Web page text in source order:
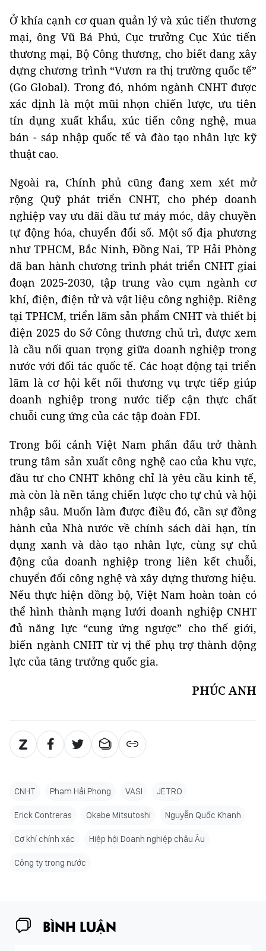
Ở khía cạnh cơ quan quản lý và xúc tiến thương
mại, ông Vũ Bá Phú, Cục trưởng Cục Xúc tiến
thương mại, Bộ Công thương, cho biết đang xây
dựng chương trình “Vươn ra thị trường quốc tế”
(Go Global). Trong đó, nhóm ngành CNHT được
xác định là một mũi nhọn chiến lược, ưu tiên
tín dụng xuất khẩu, xúc tiến công nghệ, mua
bán - sáp nhập quốc tế và đào tạo nhân lực kỹ
thuật cao.
Ngoài ra, Chính phủ cũng đang xem xét mở
rộng Quỹ phát triển CNHT, cho phép doanh
nghiệp vay ưu đãi đầu tư máy móc, dây chuyền
tự động hóa, chuyển đổi số. Một số địa phương
như TPHCM, Bắc Ninh, Đồng Nai, TP Hải Phòng
đã ban hành chương trình phát triển CNHT giai
đoạn 2025-2030, tập trung vào cụm ngành cơ
khí, điện, điện tử và vật liệu công nghiệp. Riêng
tại TPHCM, triển lãm sản phẩm CNHT và thiết bị
điện 2025 do Sở Công thương chủ trì, được xem
là cầu nối quan trọng giữa doanh nghiệp trong
nước với đối tác quốc tế. Các hoạt động tại triển
lãm là cơ hội kết nối thương vụ trực tiếp giúp
doanh nghiệp trong nước tiếp cận thực chất
chuỗi cung ứng của các tập đoàn FDI.
Trong bối cảnh Việt Nam phấn đấu trở thành
trung tâm sản xuất công nghệ cao của khu vực,
đầu tư cho CNHT không chỉ là yêu cầu kinh tế,
mà còn là nền tảng chiến lược cho tự chủ và hội
nhập sâu. Muốn làm được điều đó, cần sự đồng
hành của Nhà nước về chính sách dài hạn, tín
dụng xanh và đào tạo nhân lực, cùng sự chủ
động của doanh nghiệp trong liên kết chuỗi,
chuyển đổi công nghệ và xây dựng thương hiệu.
Nếu thực hiện đồng bộ, Việt Nam hoàn toàn có
thể hình thành mạng lưới doanh nghiệp CNHT
đủ năng lực “cung ứng ngược” cho thế giới,
biến ngành CNHT từ vị thế phụ trợ thành động
lực của tăng trưởng quốc gia.
PHÚC ANH
CNHT Phạm Hải Phong VASI JETRO
Erick Contreras Okabe Mitsutoshi Nguyễn Quốc Khanh
Cơ khí chính xác Hiệp hội Doanh nghiệp châu Âu
Công ty trong nước
BÌNH LUẬN